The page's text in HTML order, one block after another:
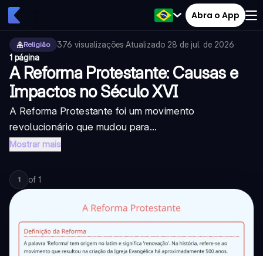
Abra o App
Religião 376 visualizações·Atualizado 28 de jul. de 2026·
1 página
A Reforma Protestante: Causas e
Impactos no Século XVI
A Reforma Protestante foi um movimento
revolucionário que mudou para...
Mostrar mais
1 of 1